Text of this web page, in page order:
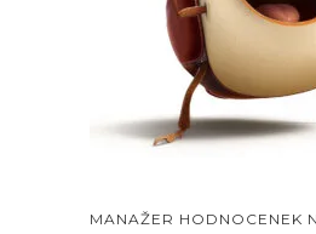
MANAŽER HODNOCENEK